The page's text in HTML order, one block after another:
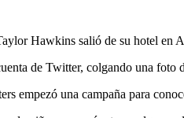
Hawkins salió de su hotel
de Twitter, colgando una foto
empezó una campaña para